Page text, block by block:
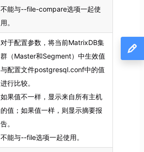
不能与--file-compare选项一起使
用。
对于配置参数，将当前MatrixDB集
群（Master和Segment）中生效值
与配置文件postgresql.conf中的值
进行比较。
如果值不一样，显示来自所有主机
的值；如果值一样，则显示摘要报
告。
不能与--file选项一起使用。